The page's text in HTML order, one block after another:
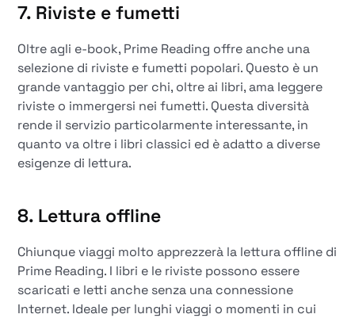
7. Riviste e fumetti
Oltre agli e-book, Prime Reading offre anche una
selezione di riviste e fumetti popolari. Questo è un
grande vantaggio per chi, oltre ai libri, ama leggere
riviste o immergersi nei fumetti. Questa diversità
rende il servizio particolarmente interessante, in
quanto va oltre i libri classici ed è adatto a diverse
esigenze di lettura.
8. Lettura offline
Chiunque viaggi molto apprezzerà la lettura offline di
Prime Reading. I libri e le riviste possono essere
scaricati e letti anche senza una connessione
Internet. Ideale per lunghi viaggi o momenti in cui